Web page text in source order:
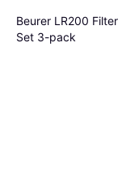
Beurer LR200 Filter
Set 3-pack